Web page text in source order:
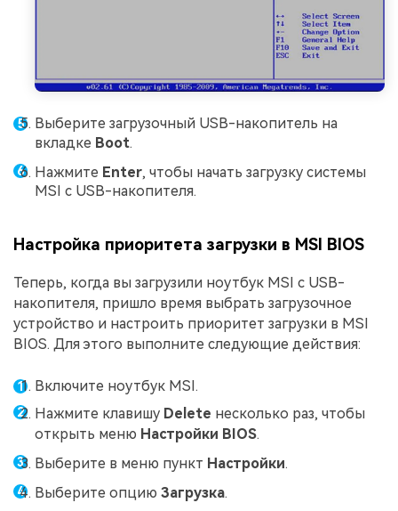
Выберите загрузочный USB-накопитель на
вкладке Boot.
Нажмите Enter, чтобы начать загрузку системы
MSI с USB-накопителя.
Настройка приоритета загрузки в MSI BIOS
Теперь, когда вы загрузили ноутбук MSI с USB-
накопителя, пришло время выбрать загрузочное
устройство и настроить приоритет загрузки в MSI
BIOS. Для этого выполните следующие действия:
Включите ноутбук MSI.
Нажмите клавишу Delete несколько раз, чтобы
открыть меню Настройки BIOS.
Выберите в меню пункт Настройки.
Выберите опцию Загрузка.